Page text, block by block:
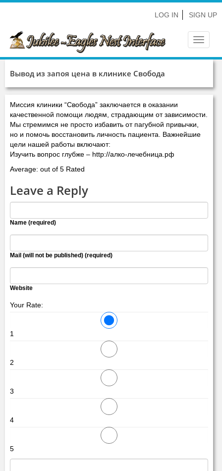
LOG IN SIGN UP
Toggle
Вывод из запоя цена в клинике Свобода
Миссия клиники “Свобода” заключается в оказании
качественной помощи людям, страдающим от зависимости.
Мы стремимся не просто избавить от пагубной привычки,
но и помочь восстановить личность пациента. Важнейшие
цели нашей работы включают:
Изучить вопрос глубже – http://алко-лечебница.рф
Average: out of 5 Rated
Leave a Reply
Name (required)
Mail (will not be published) (required)
Website
Your Rate:
1
2
3
4
5